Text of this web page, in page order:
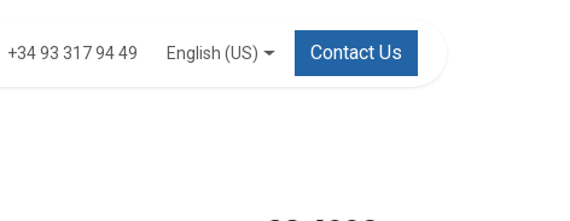
+34 93 317 94 49 English (US) Contact Us